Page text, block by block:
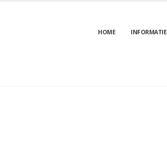
HOME INFORMATIE